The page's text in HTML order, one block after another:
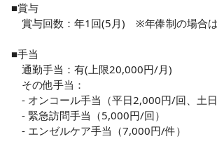
■賞与
賞与回数：年1回(5月)　※年俸制の場合
■手当
通勤手当：有(上限20,000円/月)
その他手当：
- オンコール手当（平日2,000円/回、土
- 緊急訪問手当（5,000円/回）
- エンゼルケア手当（7,000円/件）